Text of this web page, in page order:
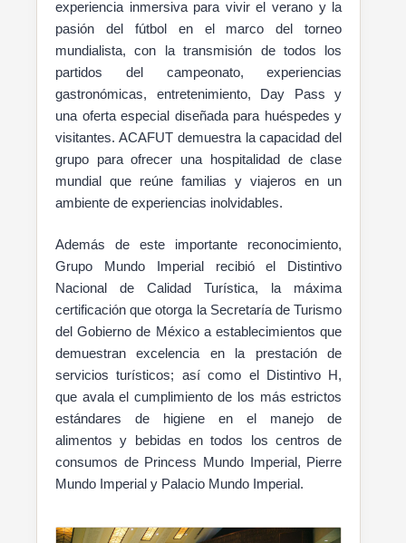
experiencia inmersiva para vivir el verano y la
pasión del fútbol en el marco del torneo
mundialista, con la transmisión de todos los
partidos del campeonato, experiencias
gastronómicas, entretenimiento, Day Pass y
una oferta especial diseñada para huéspedes y
visitantes. ACAFUT demuestra la capacidad del
grupo para ofrecer una hospitalidad de clase
mundial que reúne familias y viajeros en un
ambiente de experiencias inolvidables.
Además de este importante reconocimiento,
Grupo Mundo Imperial recibió el Distintivo
Nacional de Calidad Turística, la máxima
certificación que otorga la Secretaría de Turismo
del Gobierno de México a establecimientos que
demuestran excelencia en la prestación de
servicios turísticos; así como el Distintivo H,
que avala el cumplimiento de los más estrictos
estándares de higiene en el manejo de
alimentos y bebidas en todos los centros de
consumos de Princess Mundo Imperial, Pierre
Mundo Imperial y Palacio Mundo Imperial.